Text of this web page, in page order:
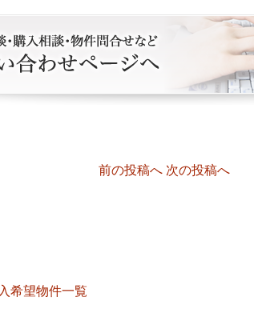
前の投稿へ 次の投稿へ